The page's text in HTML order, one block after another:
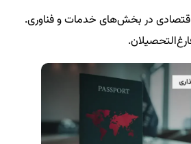
در بخش‌های خدمات و فناوری.